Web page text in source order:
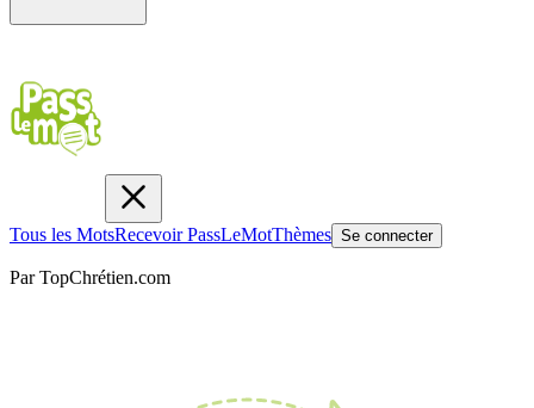
Tous les MotsRecevoir PassLeMotThèmes Se connecter
Par TopChrétien.com